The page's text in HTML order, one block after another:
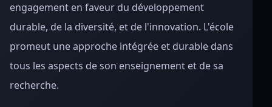
engagement en faveur du développement
durable, de la diversité, et de l'innovation. L'école
promeut une approche intégrée et durable dans
tous les aspects de son enseignement et de sa
recherche.